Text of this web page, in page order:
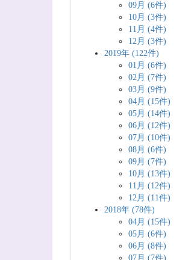
09月 (6件)
10月 (3件)
11月 (4件)
12月 (3件)
2019年 (122件)
01月 (6件)
02月 (7件)
03月 (9件)
04月 (15件)
05月 (14件)
06月 (12件)
07月 (10件)
08月 (6件)
09月 (7件)
10月 (13件)
11月 (12件)
12月 (11件)
2018年 (78件)
04月 (15件)
05月 (6件)
06月 (8件)
07月 (7件)